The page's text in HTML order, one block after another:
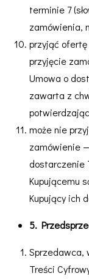
terminie 7
zamówienia,
przyjąć ofertę
przyjęcie
Umowa o
zawarta z
może nie
zamówienie
dostarczenie
Kupującemu
Kupujący ich
5.
Sprzedawca,
Treści